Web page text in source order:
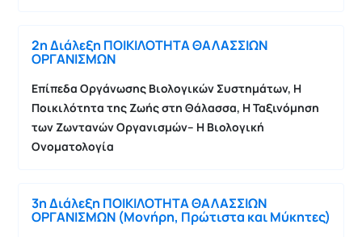
2η Διάλεξη ΠΟΙΚΙΛΟΤΗΤΑ ΘΑΛΑΣΣΙΩΝ
ΟΡΓΑΝΙΣΜΩΝ
Επίπεδα Οργάνωσης Βιολογικών Συστημάτων, Η
Ποικιλότητα της Ζωής στη Θάλασσα, Η Ταξινόμηση
των Ζωντανών Οργανισμών– Η Βιολογική
Ονοματολογία
3η Διάλεξη ΠΟΙΚΙΛΟΤΗΤΑ ΘΑΛΑΣΣΙΩΝ
ΟΡΓΑΝΙΣΜΩΝ (Μονήρη, Πρώτιστα και Μύκητες)